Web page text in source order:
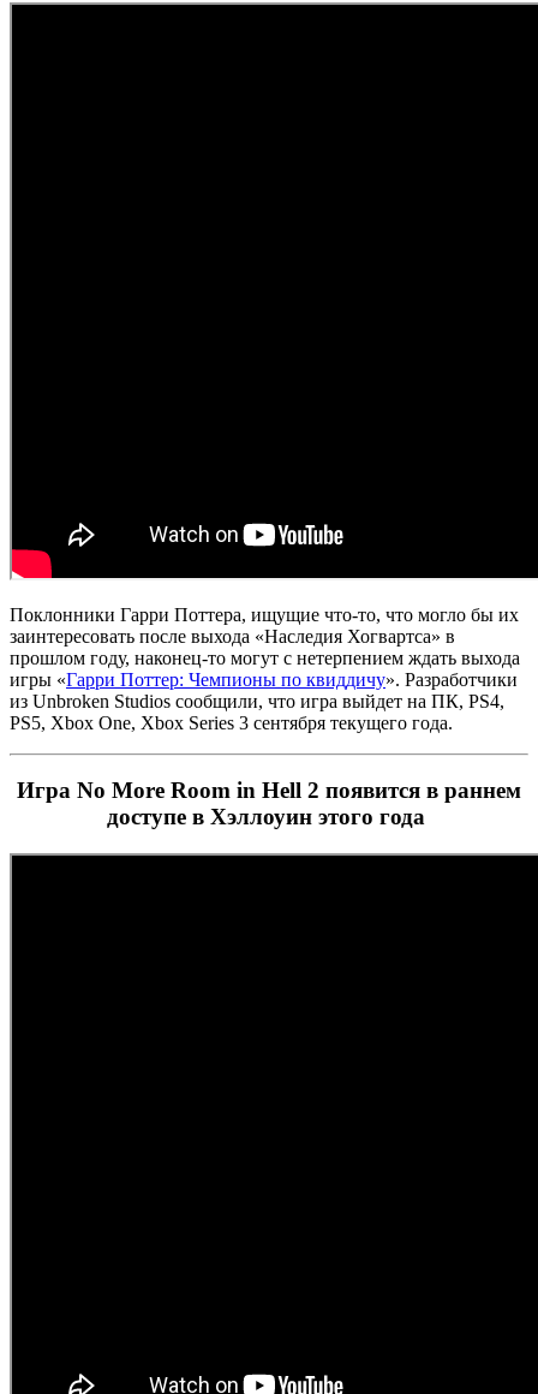
Поклонники Гарри Поттера, ищущие что-то, что могло бы их
заинтересовать после выхода «Наследия Хогвартса» в
прошлом году, наконец-то могут с нетерпением ждать выхода
игры «Гарри Поттер: Чемпионы по квиддичу». Разработчики
из Unbroken Studios сообщили, что игра выйдет на ПК, PS4,
PS5, Xbox One, Xbox Series 3 сентября текущего года.
Игра No More Room in Hell 2 появится в раннем
доступе в Хэллоуин этого года